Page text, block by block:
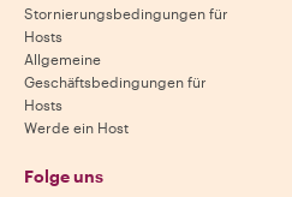
Stornierungsbedingungen für
Hosts
Allgemeine
Geschäftsbedingungen für
Hosts
Werde ein Host
Folge uns